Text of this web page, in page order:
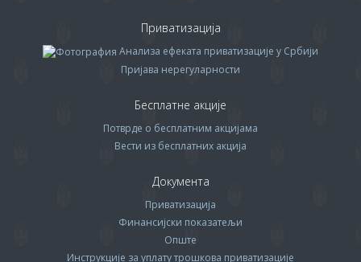
Приватизација
Анализа ефеката приватизације у Србији
Пријава нерегуларности
Бесплатне акције
Потврде о бесплатним акцијама
Вести из бесплатних акција
Документа
Приватизација
Финансијски показатељи
Опште
Инструкције за уплату трошкова приватизације